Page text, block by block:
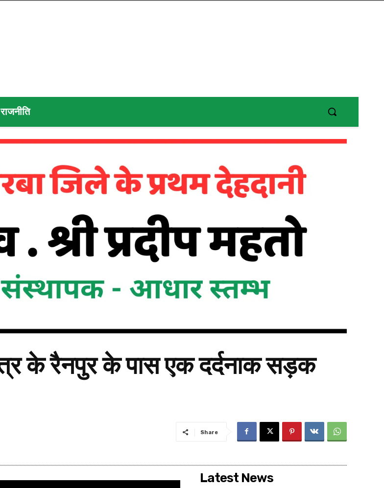
राजनीति
के रैनपुर के पास एक दर्दनाक सड़क
Share
Latest News